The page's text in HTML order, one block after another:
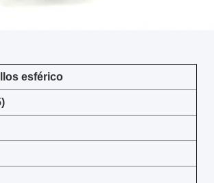
esférico